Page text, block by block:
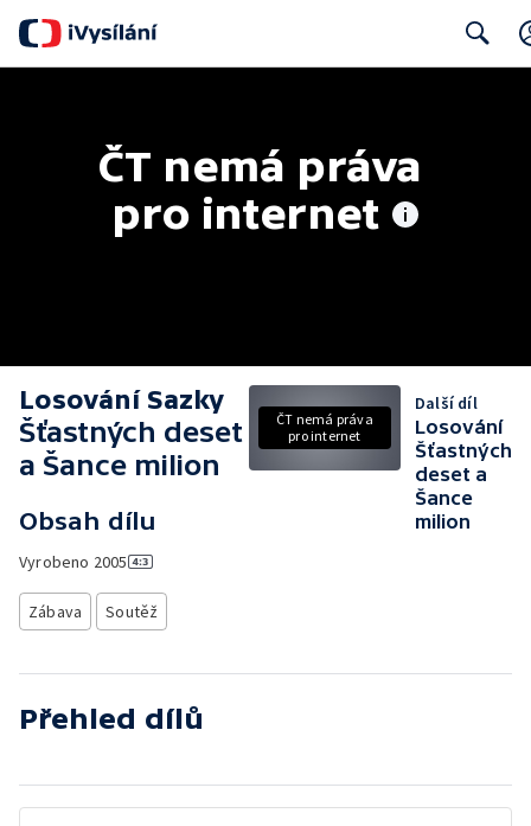
ČT nemá práva
pro internet
Losování Sazky
Šťastných deset
a Šance milion
Obsah dílu
Vyrobeno 2005
Zábava Soutěž
ČT nemá práva
pro internet
Další díl
Losování
Šťastných
deset a
Šance
milion
Přehled dílů